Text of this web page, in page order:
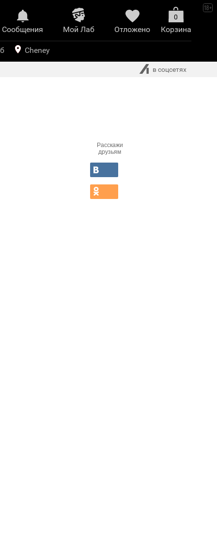
Расскажи
друзьям
Сообщения
Mой Лаб​
иринт
Отложено
0
Корзина
Cheney
в соцсетях